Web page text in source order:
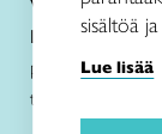
Verkkokauppa
Lanka- ja
p. 050 594 1917
sisältöä
Lue lisää